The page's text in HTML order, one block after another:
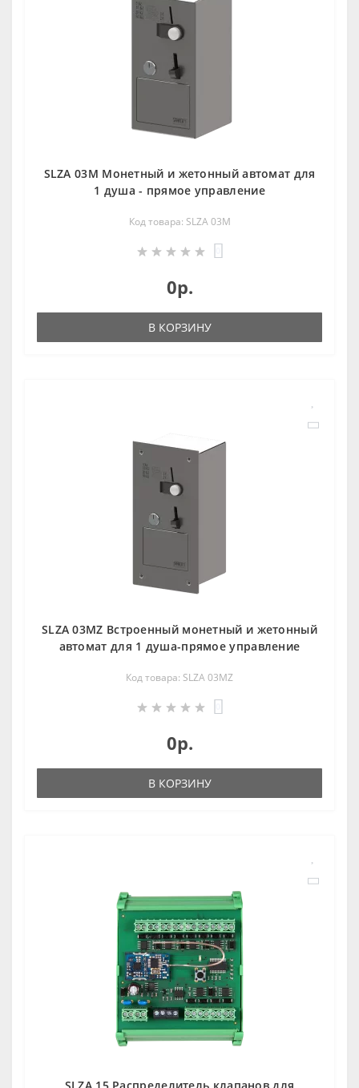
SLZA 03M Монетный и жетoнный автомат для
1 душа - прямое управление
Код товара: SLZA 03M
0р.
В КОРЗИНУ
SLZA 03MZ Встроенный монетный и жетонный
автомат для 1 душа-прямое управление
Код товара: SLZA 03MZ
0р.
В КОРЗИНУ